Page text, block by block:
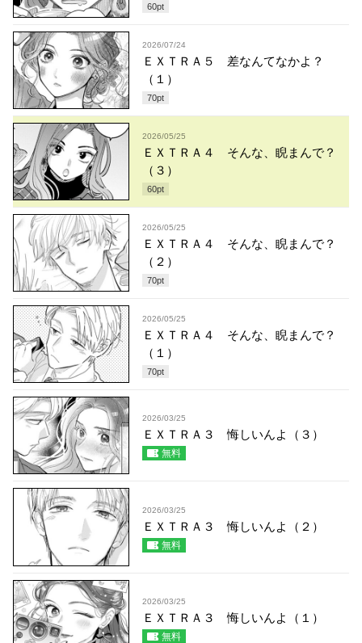
60pt
2026/07/24
ＥＸＴＲＡ５ 差なんてなかよ？
（１）
70pt
2026/05/25
ＥＸＴＲＡ４ そんな、睨まんで？
（３）
60pt
2026/05/25
ＥＸＴＲＡ４ そんな、睨まんで？
（２）
70pt
2026/05/25
ＥＸＴＲＡ４ そんな、睨まんで？
（１）
70pt
2026/03/25
ＥＸＴＲＡ３ 悔しいんよ（３）
無料
2026/03/25
ＥＸＴＲＡ３ 悔しいんよ（２）
無料
2026/03/25
ＥＸＴＲＡ３ 悔しいんよ（１）
無料